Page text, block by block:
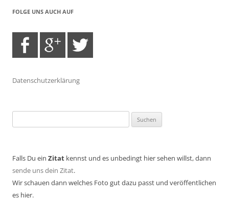
FOLGE UNS AUCH AUF
Datenschutzerklärung
nach:
Falls Du ein Zitat kennst und es unbedingt hier sehen willst, dann
sende uns dein Zitat.
Wir schauen dann welches Foto gut dazu passt und veröffentlichen
es hier.